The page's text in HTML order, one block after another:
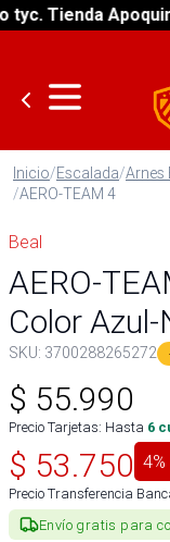
Tienda
Inicio/Escalada/Arnes
/AERO-TEAM 4
Beal
AERO-
Color Azul-
SKU: 3700288265272
$ 55.990
Precio Tarjetas: Hasta 6
$ 53.750 4
Precio Transferencia
Envío gratis para